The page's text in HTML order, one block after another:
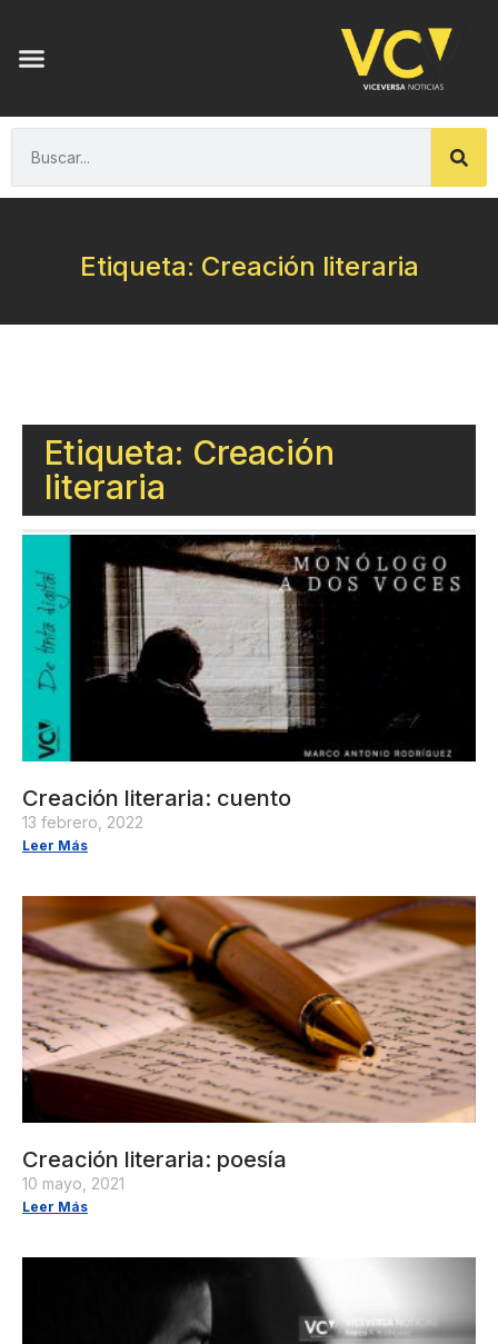
Etiqueta: Creación literaria
Etiqueta: Creación
literaria
Creación literaria: cuento
13 febrero, 2022
Leer Más
Creación literaria: poesía
10 mayo, 2021
Leer Más